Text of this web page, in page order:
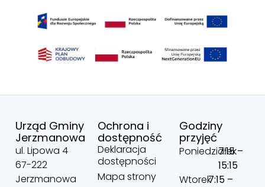
Urząd Gminy
Jerzmanowa
ul. Lipowa 4
67-222
Jerzmanowa
Ochrona i
dostępność
Deklaracja
dostępności
Mapa strony
Godziny
przyjęć
Poniedziałek
7:15 –
15:15
Wtorek7:15 –